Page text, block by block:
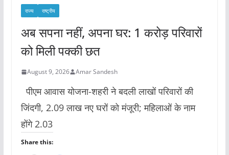
राज्य राष्ट्रीय
अब सपना नहीं, अपना घर: 1 करोड़ परिवारों
को मिली पक्की छत
August 9, 2026 Amar Sandesh
पीएम आवास योजना-शहरी ने बदली लाखों परिवारों की
जिंदगी, 2.09 लाख नए घरों को मंजूरी; महिलाओं के नाम
होंगे 2.03
Share this: